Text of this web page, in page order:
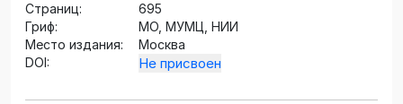
Страниц:
695
Гриф:
МО, МУМЦ, НИИ
Место издания:
Москва
DOI:
Не присвоен